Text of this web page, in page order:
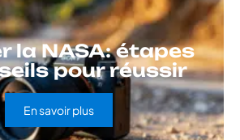
la NASA: étapes
pour réussir
En savoir plus